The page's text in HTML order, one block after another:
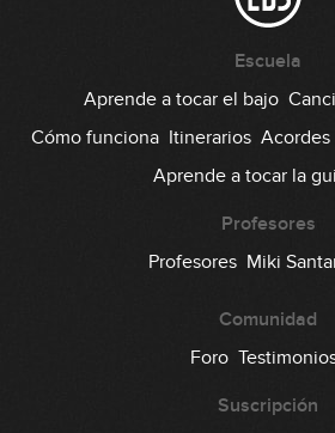
Escuela
Aprende a tocar el bajo
Cómo funciona Itinerarios Acordes
Aprende a tocar la
Profesores
Profesores Miki
Comunidad
Foro
Suscripción